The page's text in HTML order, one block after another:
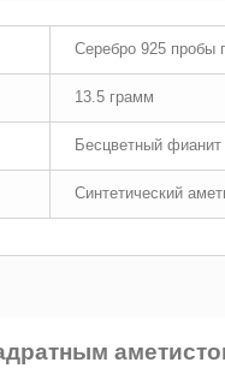
Серебро 925 пробы
13.5 грамм
Бесцветный фианит
Синтетический